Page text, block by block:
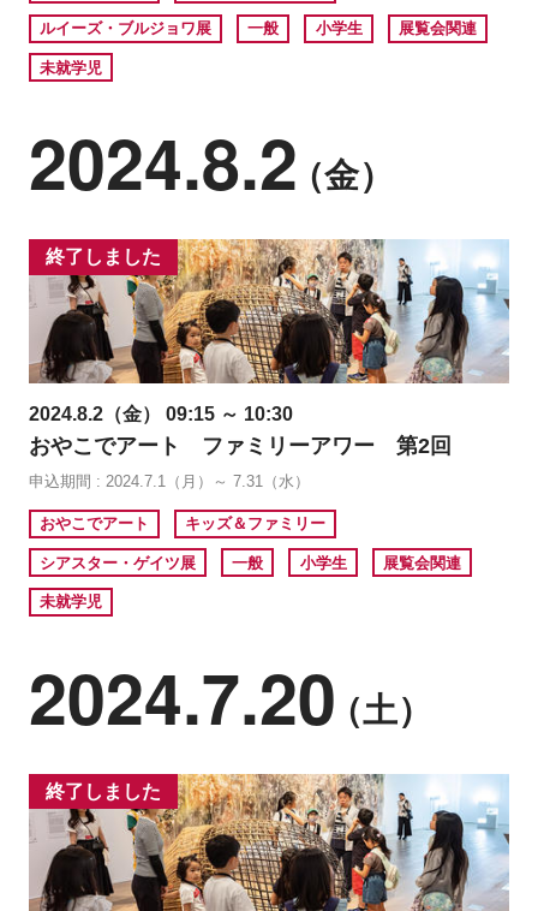
ルイーズ・ブルジョワ展 一般 小学生 展覧会関連
未就学児
2024.8.2（金）
終了しました
2024.8.2（金） 09:15 ～ 10:30
おやこでアート ファミリーアワー 第2回
申込期間 : 2024.7.1（月）～ 7.31（水）
おやこでアート キッズ＆ファミリー
シアスター・ゲイツ展 一般 小学生 展覧会関連
未就学児
2024.7.20（土）
終了しました